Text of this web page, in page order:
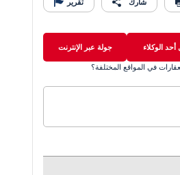
الوكلاء
جولة عبر الإنترنت
في المواقع المختلفة؟